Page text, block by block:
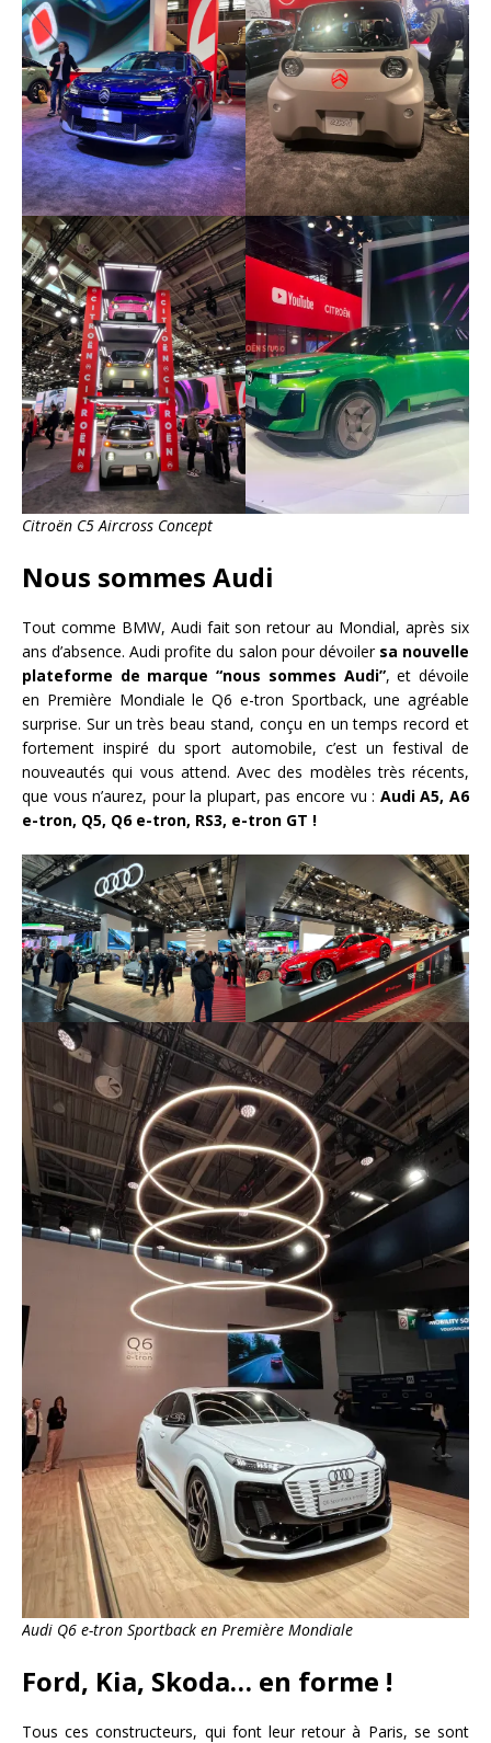
Citroën C5 Aircross Concept
Nous sommes Audi
Tout comme BMW, Audi fait son retour au Mondial, après six
ans d’absence. Audi profite du salon pour dévoiler sa nouvelle
plateforme de marque “nous sommes Audi”, et dévoile
en Première Mondiale le Q6 e-tron Sportback, une agréable
surprise. Sur un très beau stand, conçu en un temps record et
fortement inspiré du sport automobile, c’est un festival de
nouveautés qui vous attend. Avec des modèles très récents,
que vous n’aurez, pour la plupart, pas encore vu : Audi A5, A6
e-tron, Q5, Q6 e-tron, RS3, e-tron GT !
Audi Q6 e-tron Sportback en Première Mondiale
Ford, Kia, Skoda… en forme !
Tous ces constructeurs, qui font leur retour à Paris, se sont